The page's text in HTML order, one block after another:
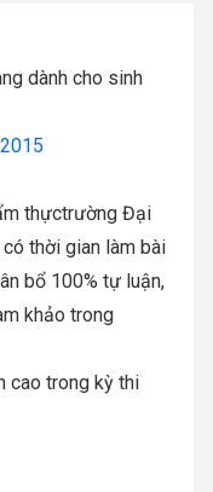
dành cho sinh
thựctrường Đại
thời gian làm bài
bổ 100% tự luận,
khảo trong
cao trong kỳ thi